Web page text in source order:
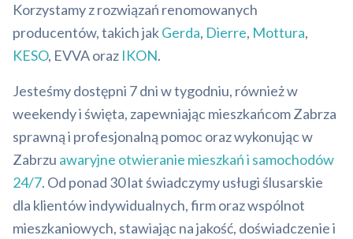
Korzystamy z rozwiązań renomowanych
producentów, takich jakGerda, Dierre, Mottura,
KESO, EVVA oraz IKON.
Jesteśmy dostępni 7 dni w tygodniu, również w
weekendy i święta, zapewniając mieszkańcom Zabrza
sprawną i profesjonalną pomoc oraz wykonując w
Zabrzu awaryjne otwieranie mieszkań i samochodów
24/7. Od ponad 30 lat świadczymy usługi ślusarskie
dla klientów indywidualnych, firm oraz wspólnot
mieszkaniowych, stawiając na jakość, doświadczenie i